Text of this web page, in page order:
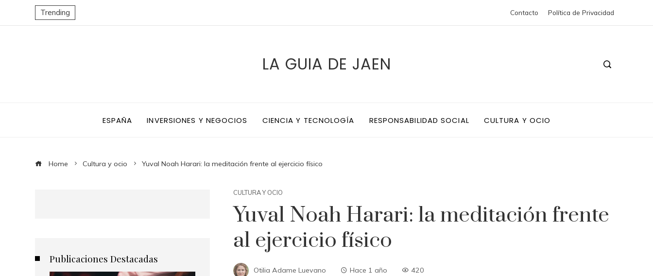
Trending Contacto Política de Privacidad
LA GUIA DE JAEN
ESPAÑA INVERSIONES Y NEGOCIOS CIENCIA Y TECNOLOGÍA RESPONSABILIDAD SOCIAL CULTURA Y OCIO
Home Cultura y ocio Yuval Noah Harari: la meditación frente al ejercicio físico
CULTURA Y OCIO
Yuval Noah Harari: la meditación frente
al ejercicio físico
Otilia Adame Luevano Hace 1 año 420
Publicaciones Destacadas